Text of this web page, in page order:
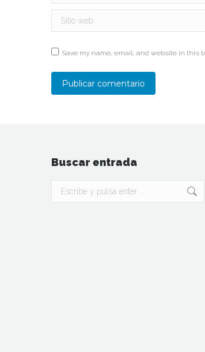
Sitio web
Save my name, email, and website in this
Publicar comentario
Buscar entrada
Buscar: